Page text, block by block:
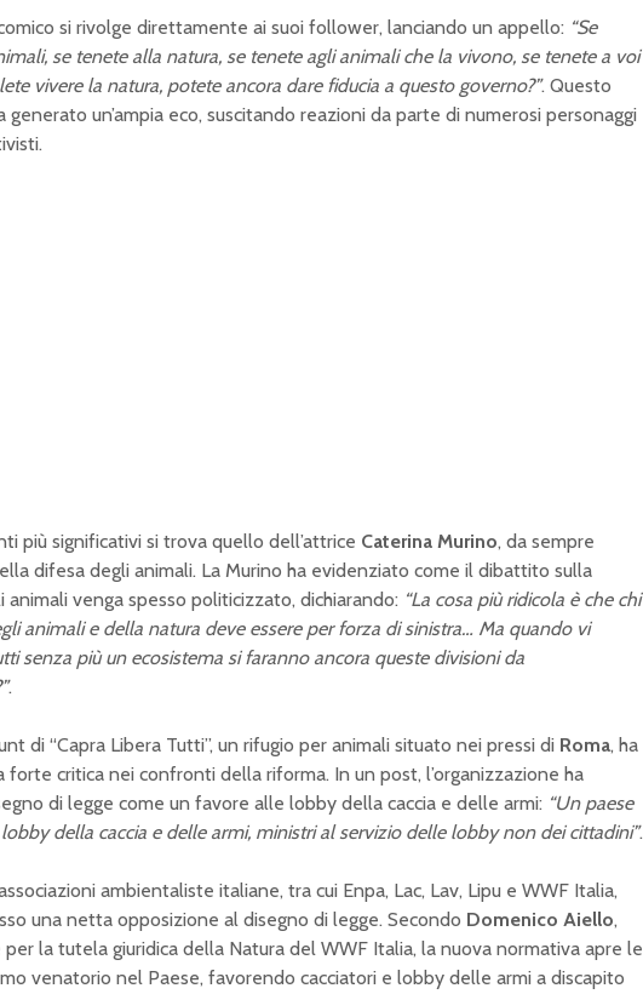
si rivolge direttamente ai suoi follower, lanciando un appello: “Se
se tenete alla natura, se tenete agli animali che la vivono, se tenete a voi
vivere la natura, potete ancora dare fiducia a questo governo?”. Questo
generato un’ampia eco, suscitando reazioni da parte di numerosi personaggi
più significativi si trova quello dell’attrice Caterina Murino, da sempre
difesa degli animali. La Murino ha evidenziato come il dibattito sulla
animali venga spesso politicizzato, dichiarando: “La cosa più ridicola è che chi
animali e della natura deve essere per forza di sinistra… Ma quando vi
senza più un ecosistema si faranno ancora queste divisioni da
.
di “Capra Libera Tutti”, un rifugio per animali situato nei pressi di Roma, ha
forte critica nei confronti della riforma. In un post, l’organizzazione ha
di legge come un favore alle lobby della caccia e delle armi: “Un paese
della caccia e delle armi, ministri al servizio delle lobby non dei cittadini”.
ambientaliste italiane, tra cui Enpa, Lac, Lav, Lipu e WWF Italia,
una netta opposizione al disegno di legge. Secondo Domenico Aiello,
la tutela giuridica della Natura del WWF Italia, la nuova normativa apre le
venatorio nel Paese, favorendo cacciatori e lobby delle armi a discapito